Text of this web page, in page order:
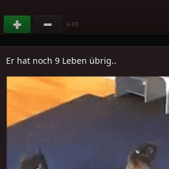
(+17)
Er hat noch 9 Leben übrig..